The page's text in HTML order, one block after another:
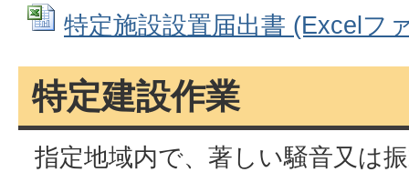
特定施設設置届出書 (Excelフ
特定建設作業
指定地域内で、著しい騒音又は